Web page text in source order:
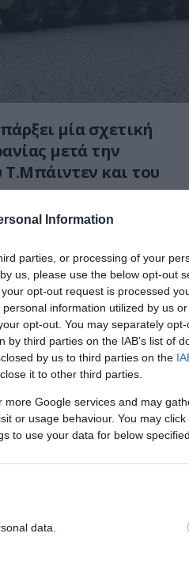
Information
parties, or processing of your
us, please use the below opt-out
opt-out request is processed
information utilized by us
opt-out. You may separately
third parties on the IAB’s list of
by us to third parties on the
it to other third parties.
Google services and may
or usage behaviour. You may
to use your data for below
data.
μία σχετική
μετά την
και του
σενάριο ενός
ΗΠΑ στην κρίση της
του συνόλου των
δήλωση
που ζητά από
την
πως έτσι
ρωσικά
ηγεμονεύουν
ξένων
Επιτελείου